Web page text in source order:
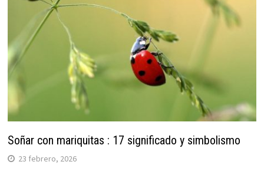
Soñar con mariquitas : 17 significado y simbolismo
23 febrero, 2026